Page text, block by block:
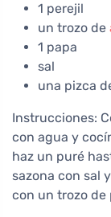
1 perejil
un trozo de
1 papa
sal
una pizca
Instrucciones:
con agua y
haz un puré
sazona con sal
con un trozo de